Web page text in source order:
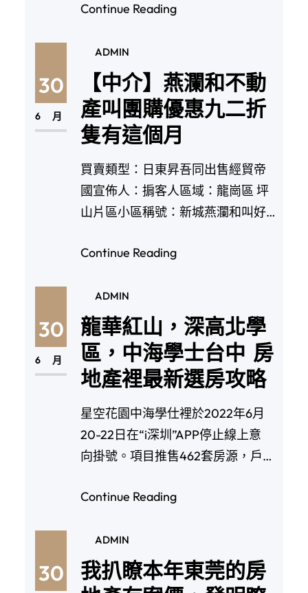
Continue Reading
30
6 月
ADMIN
【中介】燕瀾和不動
產叫團購優惠九二折
隻有這個月
買賣類型：日東昇吾同出售經貿帝
國宣佈人：掮客人區域：龍崗區 坪
山片區小區稱號：新城燕瀾和叫好
Continue Reading
30
6 月
ADMIN
龍華紅山，深高北學
區，中海學士台中 房
地產裡最新選房攻略
星空花園中海學仕裡於2022年6月
20-22日在“i深圳”APP停止線上意
向掛號。項目推售462套房源，戶型
Continue Reading
30
ADMIN
我扒瞭本年東莞的房